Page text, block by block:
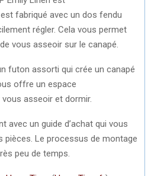
fabriqué avec un dos fendu
régler. Cela vous permet
vous asseoir sur le canapé.
futon assorti qui crée un canapé
offre un espace
asseoir et dormir.
avec un guide d’achat qui vous
pièces. Le processus de montage
peu de temps.